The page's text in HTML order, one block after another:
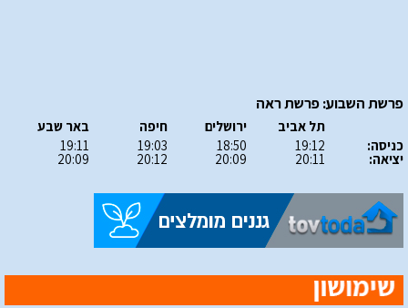
פרשת השבוע: פרשת ראה
כניסה:
יציאה:
תל אביב
19:12
20:11
ירושלים
18:50
20:09
חיפה
19:03
20:12
באר שבע
19:11
20:09